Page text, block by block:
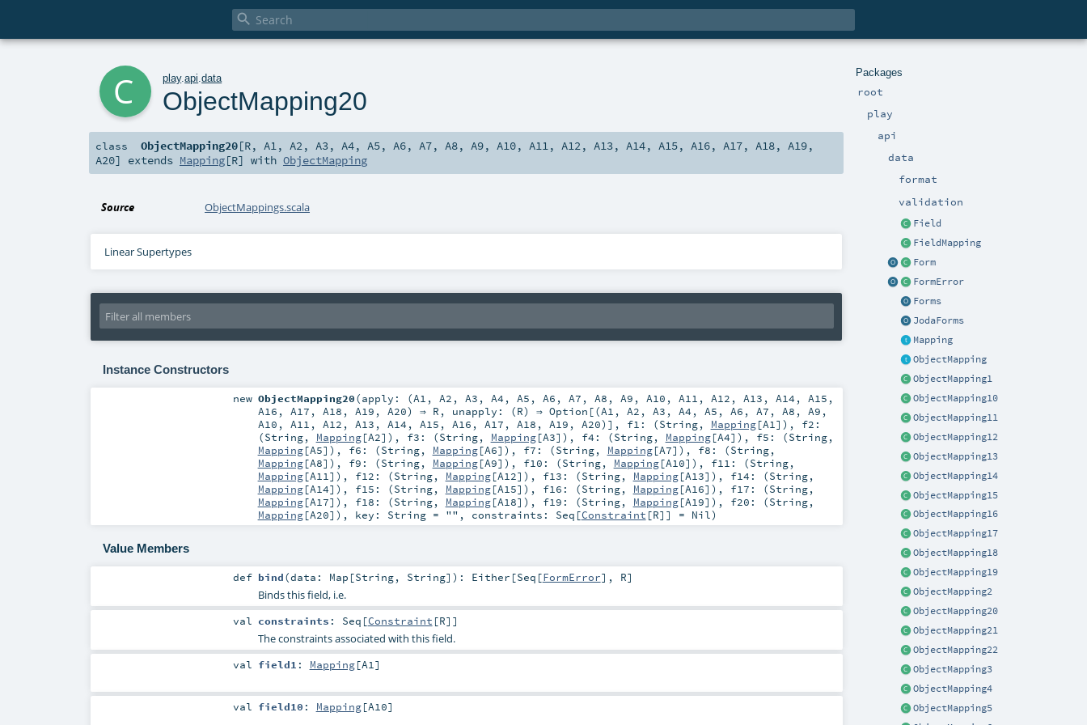

Packages
root
play
api
data
format
validation
Field
FieldMapping
Form
FormError
Forms
JodaForms
Mapping
ObjectMapping
ObjectMapping1
ObjectMapping10
ObjectMapping11
ObjectMapping12
ObjectMapping13
ObjectMapping14
ObjectMapping15
ObjectMapping16
ObjectMapping17
ObjectMapping18
ObjectMapping19
ObjectMapping2
ObjectMapping20
ObjectMapping21
ObjectMapping22
ObjectMapping3
ObjectMapping4
ObjectMapping5
play.api .data
ObjectMapping20
class ObjectMapping20[R,A1,A2,A3,A4,A5,A6,A7,A8,A9,A10,A11,A12,A13,A14,A15,A16,A17,A18,A19,
A20] extends Mapping[R] with ObjectMapping
Source ObjectMappings.scala
Linear Supertypes
Instance Constructors
new ObjectMapping20(apply: (A1 , A2 , A3 , A4 , A5 , A6 , A7 , A8 , A9 , A10 , A11 , A12 , A13 , A14 , A15 ,
A16 , A17 , A18 , A19 , A20) ⇒ R , unapply: (R) ⇒ Option [(A1 , A2 , A3 , A4 , A5 , A6 , A7 , A8 , A9 ,
A10 , A11 , A12 , A13 , A14 , A15 , A16 , A17 , A18 , A19 , A20)] , f1: (String, Mapping[A1 ]) , f2:
(String, Mapping[A2]) , f3: (String, Mapping[A3]) , f4: (String, Mapping[A4]) , f5: (String,
Mapping[A5]) , f6: (String, Mapping[A6]) , f7: (String, Mapping[A7]) , f8: (String,
Mapping[A8]) , f9: (String, Mapping[A9]) , f10: (String, Mapping[A10]) , f11: (String,
Mapping[A11 ]) , f12: (String, Mapping[A12]) , f13: (String, Mapping[A13]) , f14: (String,
Mapping[A14]) , f15: (String, Mapping[A15]) , f16: (String, Mapping[A16]) , f17: (String,
Mapping[A17]) , f18: (String, Mapping[A18]) , f19: (String, Mapping[A19]) , f20: (String,
Mapping[A20]) , key: String= "" , constraints: Seq [Constraint [R]] = Nil)
Value Members
def bind(data: Map [String, String] ) : Either [Seq [FormError], R]
Binds this field, i.e.
val constraints : Seq [Constraint [R]]
The constraints associated with this field.
val field1 : Mapping[A1 ]
val field10 : Mapping[A10]